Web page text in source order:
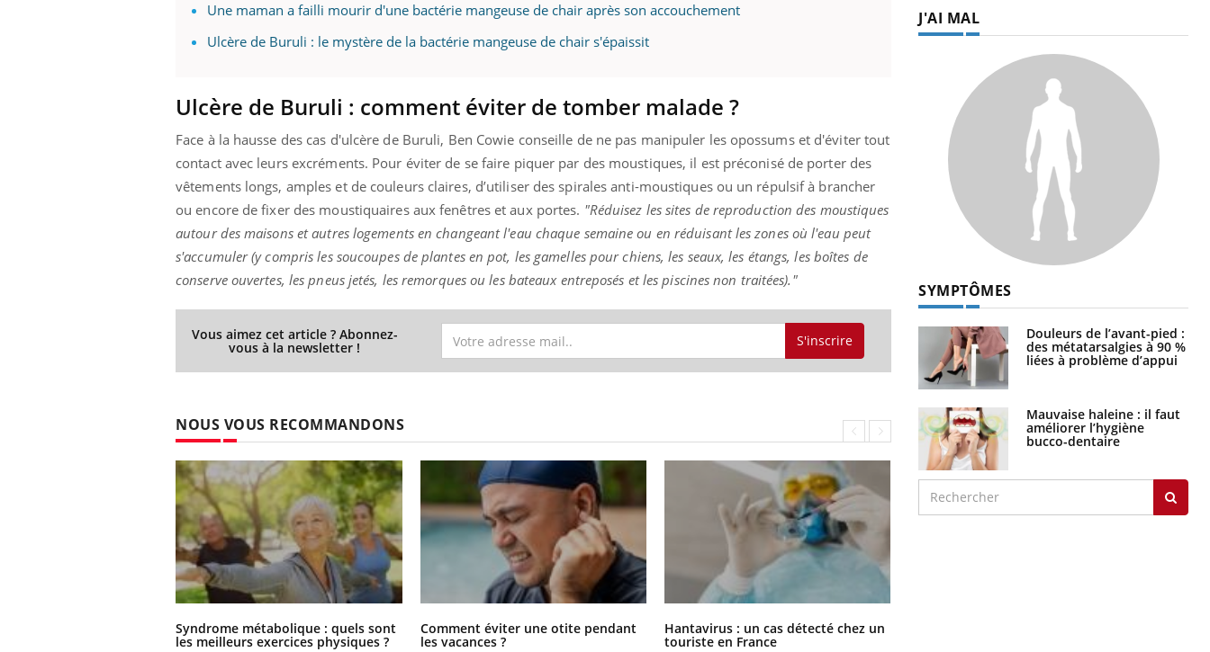
Une maman a failli mourir d'une bactérie mangeuse de chair après son accouchement
Ulcère de Buruli : le mystère de la bactérie mangeuse de chair s'épaissit
Ulcère de Buruli : comment éviter de tomber malade ?
Face à la hausse des cas d'ulcère de Buruli, Ben Cowie conseille de ne pas manipuler les opossums et d'éviter tout
contact avec leurs excréments. Pour éviter de se faire piquer par des moustiques, il est préconisé de porter des
vêtements longs, amples et de couleurs claires, d’utiliser des spirales anti-moustiques ou un répulsif à brancher
ou encore de fixer des moustiquaires aux fenêtres et aux portes. "Réduisez les sites de reproduction des moustiques
autour des maisons et autres logements en changeant l'eau chaque semaine ou en réduisant les zones où l'eau peut
s'accumuler (y compris les soucoupes de plantes en pot, les gamelles pour chiens, les seaux, les étangs, les boîtes de
conserve ouvertes, les pneus jetés, les remorques ou les bateaux entreposés et les piscines non traitées)."
Vous aimez cet article ? Abonnez-
vous à la newsletter ! S'inscrire
NOUS VOUS RECOMMANDONS
Syndrome métabolique : quels sont
les meilleurs exercices physiques ?
Comment éviter une otite pendant
les vacances ?
Hantavirus : un cas détecté chez un
touriste en France
J'AI MAL
SYMPTÔMES
Douleurs de l’avant-pied :
des métatarsalgies à 90 %
liées à problème d’appui
Mauvaise haleine : il faut
améliorer l’hygiène
bucco-dentaire